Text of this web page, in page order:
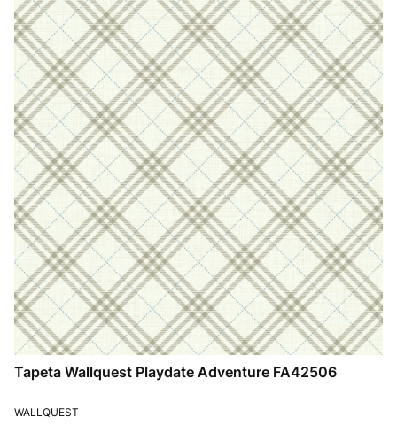
Tapeta Wallquest Playdate Adventure FA42506
PRODUCENT
WALLQUEST